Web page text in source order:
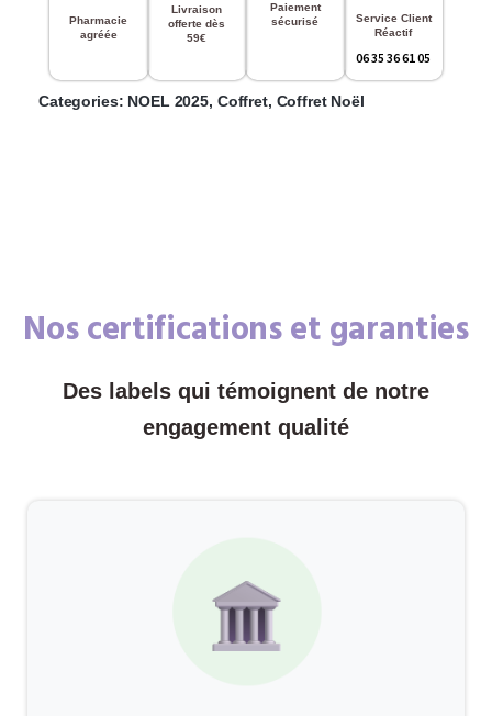
Pharmacie
agréée
Livraison
offerte dès
59€
Paiement
sécurisé
Service Client
Réactif
06 35 36 61 05
Categories: NOEL 2025, Coffret, Coffret Noël
Nos certifications et garanties
Des labels qui témoignent de notre
engagement qualité